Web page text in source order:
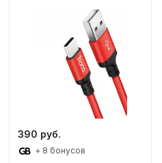
390 руб.
+ 8 бонусов